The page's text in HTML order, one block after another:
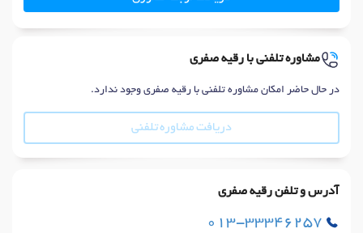
مشاوره تلفنی با رقیه صفری
در حال حاضر امکان مشاوره تلفنی با رقیه صفری وجود ندارد.
دریافت مشاوره تلفنی
آدرس و تلفن رقیه صفری
013-33346257